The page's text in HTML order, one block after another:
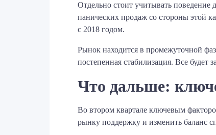
Отдельно стоит учитывать
панических продаж со стороны этой
с 2018 годом.
Рынок находится в промежуточной
постепенная стабилизация. Все будет
Что дальше:
Во втором квартале ключевым
рынку поддержку и изменить баланс